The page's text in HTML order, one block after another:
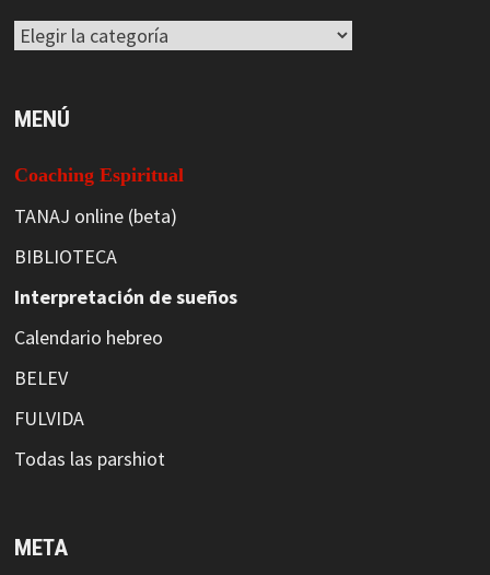
Categorías
MENÚ
Coaching Espiritual
TANAJ online (beta)
BIBLIOTECA
Interpretación de sueños
Calendario hebreo
BELEV
FULVIDA
Todas las parshiot
META